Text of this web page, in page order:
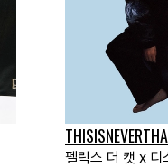
펠릭스 더 캣 x 디